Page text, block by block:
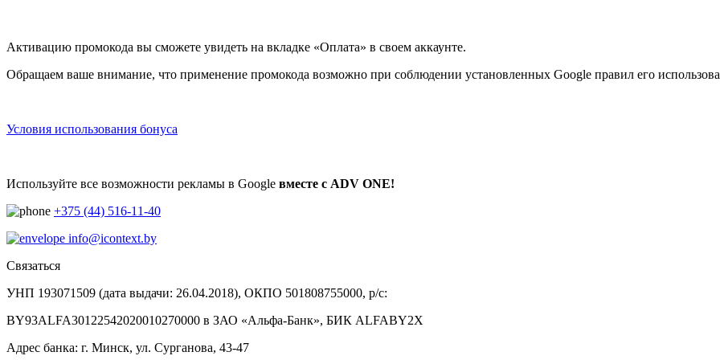
Активацию промокода вы сможете увидеть на вкладке «Оплата» в своем аккаунте.
Обращаем ваше внимание, что применение промокода возможно при соблюдении установленных Google правил его
Условия использования бонуса
Используйте все возможности рекламы в Google вместе с ADV ONE!
+375 (44) 516-11-40
info@icontext.by
Связаться
УНП 193071509 (дата выдачи: 26.04.2018), ОКПО 501808755000, р/с:
BY93ALFA30122542020010270000 в ЗАО «Альфа-Банк», БИК ALFABY2X
Адрес банка: г. Минск, ул. Сурганова, 43-47